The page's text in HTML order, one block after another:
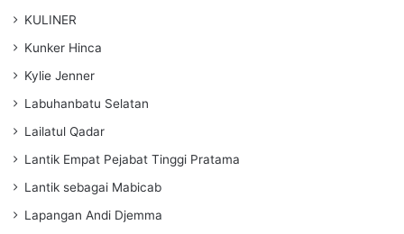
KULINER
Kunker Hinca
Kylie Jenner
Labuhanbatu Selatan
Lailatul Qadar
Lantik Empat Pejabat Tinggi Pratama
Lantik sebagai Mabicab
Lapangan Andi Djemma